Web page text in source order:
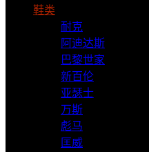
鞋类
耐克
阿迪达斯
巴黎世家
新百伦
亚瑟士
万斯
彪马
匡威